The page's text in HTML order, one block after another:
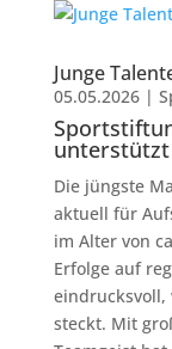
Junge
05.05.2026|
unterstützt
Die jüngste
aktuell für
im Alter von
Erfolge auf
eindrucksvoll,
steckt. Mit